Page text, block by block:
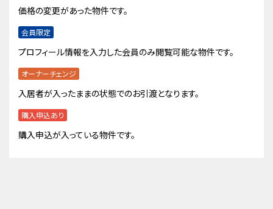
価格の変更があった物件です。
会員限定
プロフィール情報を入力した会員のみ閲覧可能な物件です。
オーナーチェンジ
入居者が入ったままの状態でのお引渡となります。
購入申込あり
購入申込が入っている物件です。